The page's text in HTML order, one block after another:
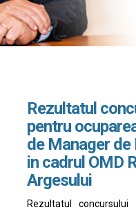
Rezultatul
pentru
de Manager
in cadrul OMD
Argesului
Rezultatul concursului